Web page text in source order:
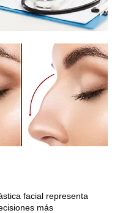
facial representa
más